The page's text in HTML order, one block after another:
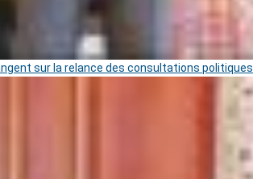
sur la relance des consultations politiques